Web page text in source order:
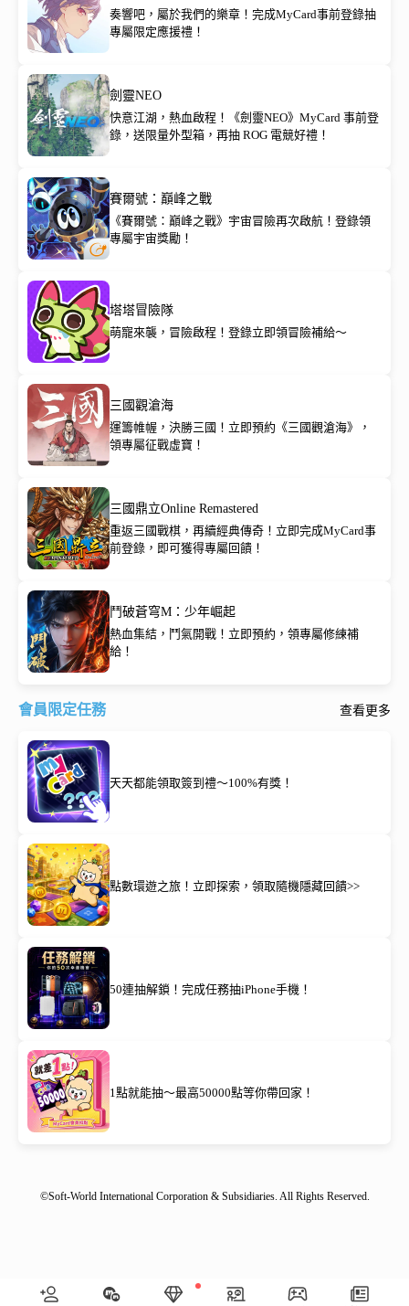
奏響吧，屬於我們的樂章！完成MyCard事前登錄抽
專屬限定應援禮！
劍靈NEO
快意江湖，熱血啟程！《劍靈NEO》MyCard 事前登
錄，送限量外型箱，再抽 ROG 電競好禮！
賽爾號：巔峰之戰
《賽爾號：巔峰之戰》宇宙冒險再次啟航！登錄領
專屬宇宙獎勵！
塔塔冒險隊
萌寵來襲，冒險啟程！登錄立即領冒險補給～
三國觀滄海
運籌帷幄，決勝三國！立即預約《三國觀滄海》，
領專屬征戰虛寶！
三國鼎立Online Remastered
重返三國戰棋，再續經典傳奇！立即完成MyCard事
前登錄，即可獲得專屬回饋！
鬥破蒼穹M：少年崛起
熱血集結，鬥氣開戰！立即預約，領專屬修練補
給！
會員限定任務 查看更多
天天都能領取簽到禮～100%有獎！
點數環遊之旅！立即探索，領取隨機隱藏回饋>>
50連抽解鎖！完成任務抽iPhone手機！
1點就能抽～最高50000點等你帶回家！
©Soft-World International Corporation & Subsidiaries. All Rights Reserved.